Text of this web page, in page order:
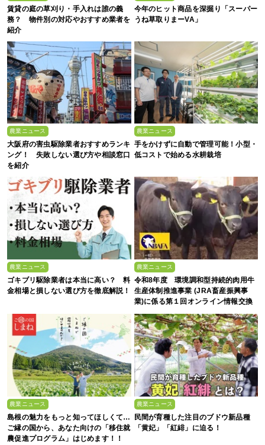
賃貸の庭の草刈り・手入れは誰の義
務？ 物件別の対応やおすすめ業者を
紹介
今年のヒット商品を深掘り「スーパー
うね草取りまーVA」
農業ニュース
大阪府の害虫駆除業者おすすめランキ
ング！ 失敗しない選び方や相談窓口
を紹介
農業ニュース
手をかけずに自動で管理可能！小型・
低コストで始める水耕栽培
農業ニュース
ゴキブリ駆除業者は本当に高い？ 料
金相場と損しない選び方を徹底解説！
農業ニュース
令和8年度 環境調和型持続的肉用牛
生産体制推進事業 (JRA畜産振興事
業)に係る第１回オンライン情報交換
会
農業ニュース
島根の魅力をもっと知ってほしくて…
ご縁の国から、あなた向けの「移住就
農促進プログラム」はじめます！！
農業ニュース
民間が育種した注目のブドウ新品種
「黄妃」「紅緋」に迫る！